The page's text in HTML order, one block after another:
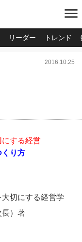
menu
リーダー トレンド
2016.10.25
する経営
くり方
切にする経営学
長）著